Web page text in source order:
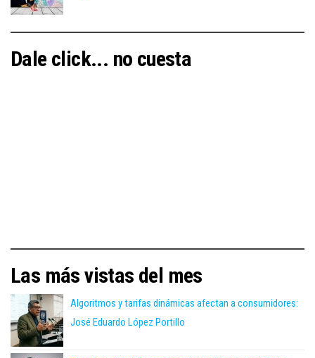
Dale click... no cuesta
Las más vistas del mes
Algoritmos y tarifas dinámicas afectan a consumidores:
José Eduardo López Portillo